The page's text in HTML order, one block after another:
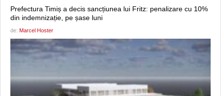
Prefectura Timiș a decis sancțiunea lui Fritz: penalizare cu 10%
din indemnizație, pe șase luni
de: Marcel Hoster